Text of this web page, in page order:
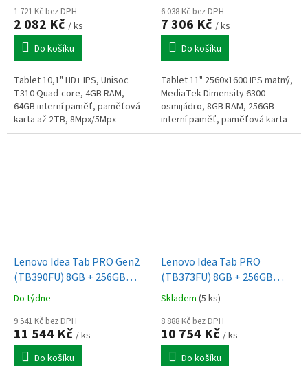
1 721 Kč bez DPH
2 082 Kč / ks
Do košíku
Tablet 10,1" HD+ IPS, Unisoc
T310 Quad-core, 4GB RAM,
64GB interní paměť, paměťová
karta až 2TB, 8Mpx/5Mpx
kamera, WiFi, USB-C, baterie
6 038 Kč bez DPH
7 306 Kč / ks
Do košíku
Tablet 11" 2560x1600 IPS matný,
MediaTek Dimensity 6300
osmijádro, 8GB RAM, 256GB
interní paměť, paměťová karta
až 2TB, bluetooth 5.2 , GPS,
Lenovo Idea Tab PRO Gen2
(TB390FU) 8GB + 256GB
Luna Grey
Do týdne
9 541 Kč bez DPH
11 544 Kč / ks
Do košíku
Lenovo Idea Tab PRO
(TB373FU) 8GB + 256GB
Luna Grey
Skladem (5 ks)
8 888 Kč bez DPH
10 754 Kč / ks
Do košíku